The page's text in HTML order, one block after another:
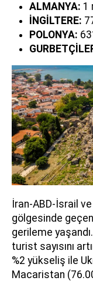
ALMANYA: 1
İNGİLTERE:
POLONYA:
İran-ABD-İsrail
gölgesinde
gerileme
turist sayısını
%2 yükseliş ile
Macaristan